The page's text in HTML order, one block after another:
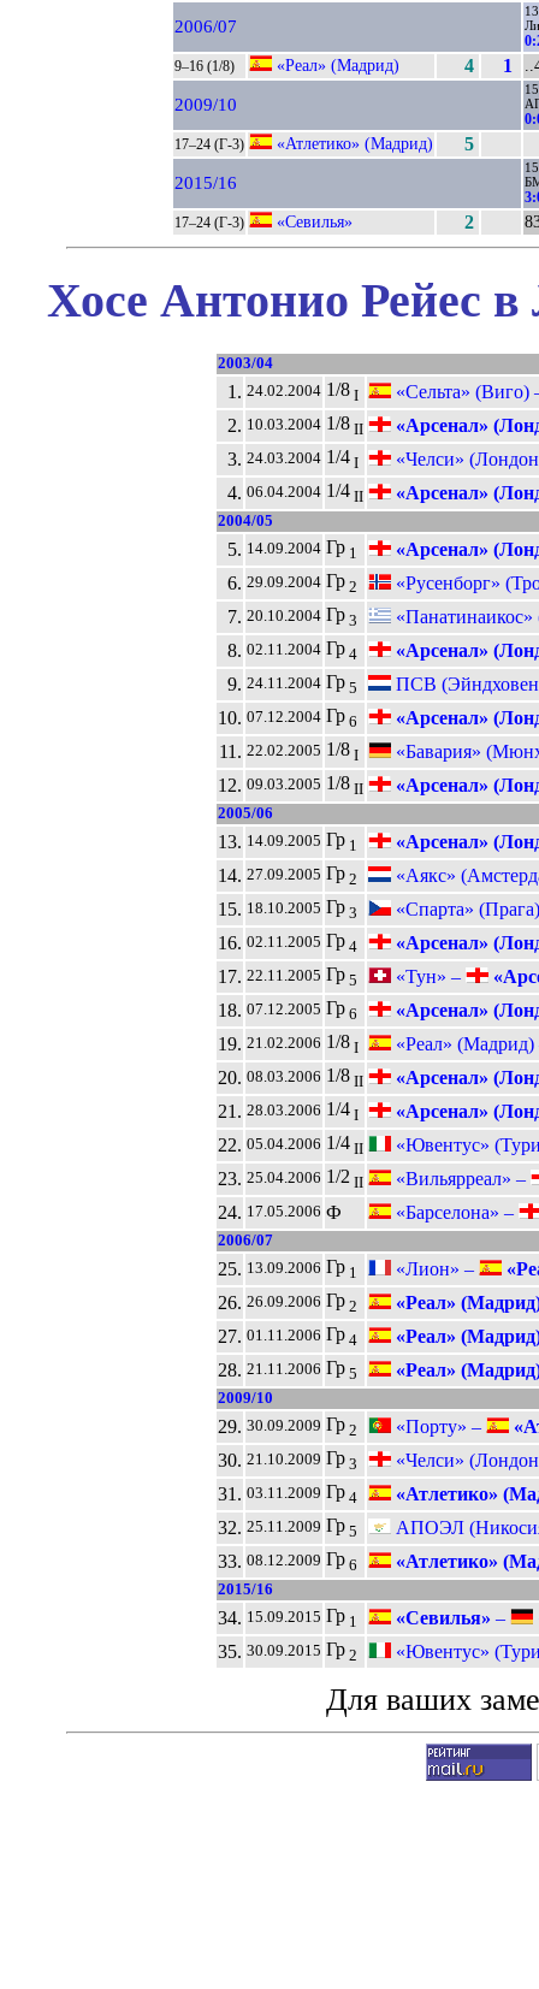
2006/07
9–16 (1/8) «Реал» (Мадрид) 4 1
2009/10
17–24 (Г-3) «Атлетико» (Мадрид) 5
2015/16
17–24 (Г-3) «Севилья» 2
Хосе Антонио Рейес
2003/04
1. 24.02.2004 1/8I
«Сельта» (Виго)
2. 10.03.2004 1/8II
«Арсенал»
3. 24.03.2004 1/4I
«Челси»
4. 06.04.2004 1/4II «Арсенал»
2004/05
5. 14.09.2004 Гр1
«Арсенал»
6. 29.09.2004 Гр2
«Русенборг»
7. 20.10.2004 Гр3
8. 02.11.2004 Гр4
«Арсенал»
9. 24.11.2004 Гр5
ПСВ
10. 07.12.2004 Гр6
«Арсенал»
11. 22.02.2005 1/8I
«Бавария»
12. 09.03.2005 1/8II «Арсенал»
2005/06
13. 14.09.2005 Гр1
«Арсенал»
14. 27.09.2005 Гр2
«Аякс»
15. 18.10.2005 Гр3
«Спарта»
16. 02.11.2005 Гр4
«Арсенал»
17. 22.11.2005 Гр5 «Тун» –
18. 07.12.2005 Гр6
«Арсенал»
19. 21.02.2006 1/8I
«Реал»
20. 08.03.2006 1/8II
«Арсенал»
21. 28.03.2006 1/4I
«Арсенал»
22. 05.04.2006 1/4II
«Ювентус»
23. 25.04.2006 1/2II
«Вильярреал» –
24. 17.05.2006 Ф «Барселона» –
2006/07
25. 13.09.2006 Гр1 «Лион» –
26. 26.09.2006 Гр2
«Реал»
27. 01.11.2006 Гр4
«Реал»
28. 21.11.2006 Гр5 «Реал»
2009/10
29. 30.09.2009 Гр2 «Порту» –
30. 21.10.2009 Гр3
«Челси»
31. 03.11.2009 Гр4
«Атлетико»
32. 25.11.2009 Гр5
АПОЭЛ
33. 08.12.2009 Гр6 «Атлетико»
2015/16
34. 15.09.2015 Гр1 «Севилья» –
35. 30.09.2015 Гр2 «Ювентус»
Для ваших